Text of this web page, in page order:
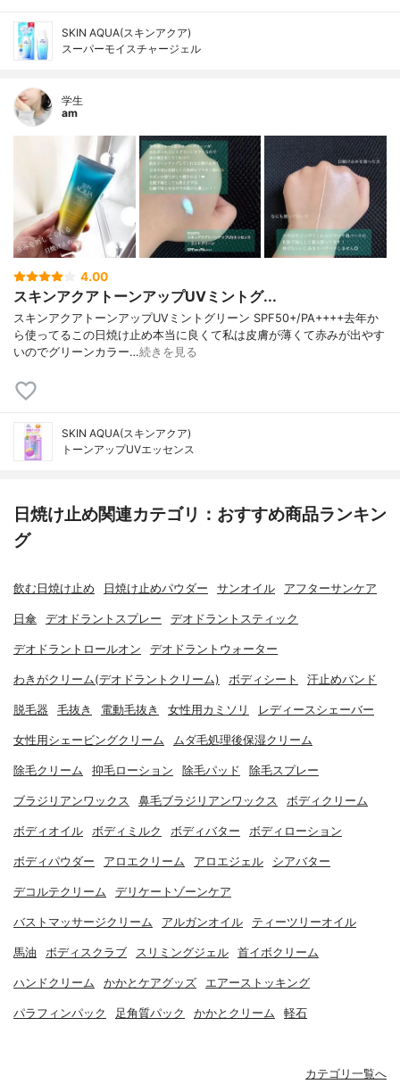
SKIN AQUA(スキンアクア)
スーパーモイスチャージェル
学生
am
4.00
スキンアクアトーンアップUVミントグ...
スキンアクアトーンアップUVミントグリーン SPF50+/PA++++去年か
ら使ってるこの日焼け止め本当に良くて私は皮膚が薄くて赤みが出やす
いのでグリーンカラー…続きを見る
SKIN AQUA(スキンアクア)
トーンアップUVエッセンス
日焼け止め関連カテゴリ：おすすめ商品ランキン
グ
飲む日焼け止め 日焼け止めパウダー サンオイル アフターサンケア
日傘 デオドラントスプレー デオドラントスティック
デオドラントロールオン デオドラントウォーター
わきがクリーム(デオドラントクリーム) ボディシート 汗止めバンド
脱毛器 毛抜き 電動毛抜き 女性用カミソリ レディースシェーバー
女性用シェービングクリーム ムダ毛処理後保湿クリーム
除毛クリーム 抑毛ローション 除毛パッド 除毛スプレー
ブラジリアンワックス 鼻毛ブラジリアンワックス ボディクリーム
ボディオイル ボディミルク ボディバター ボディローション
ボディパウダー アロエクリーム アロエジェル シアバター
デコルテクリーム デリケートゾーンケア
バストマッサージクリーム アルガンオイル ティーツリーオイル
馬油 ボディスクラブ スリミングジェル 首イボクリーム
ハンドクリーム かかとケアグッズ エアーストッキング
パラフィンパック 足角質パック かかとクリーム 軽石
カテゴリ一覧へ